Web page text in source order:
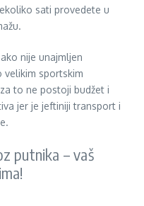
sati provedete u
nije unajmljen
velikim sportskim
to ne postoji budžet i
jer je jeftiniji transport i
putnika – vaš